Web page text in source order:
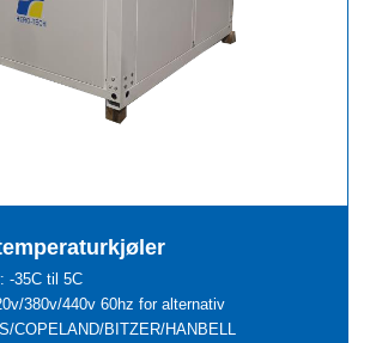
-35C til 5C
380v/440v 60hz for alternativ
COPELAND/BITZER/HANBELL